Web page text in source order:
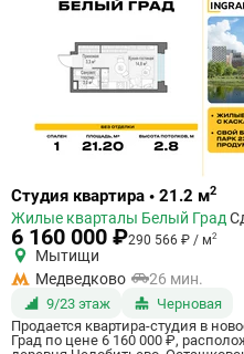
Ссылка
квартиру
Студия квартира • 21.2 м2
Жилые кварталы Белый Град
6 160 000 ₽290 566 ₽ / м2
Мытищи
Медведково
26 мин.
9/23 этаж
Черновая
Продается квартира-студия в
Град по цене 6 160 000 ₽,